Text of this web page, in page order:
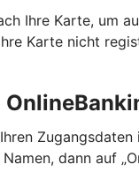
Ihre Karte, um
Karte nicht
Zugangsdaten
dann auf